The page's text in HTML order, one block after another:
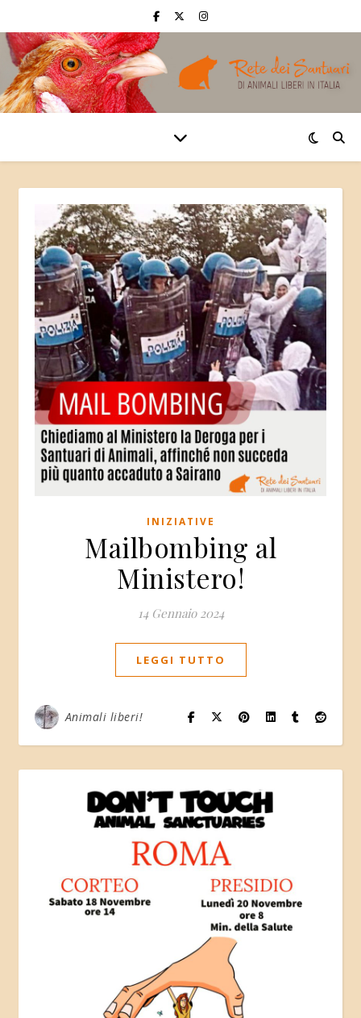
INIZIATIVE
Mailbombing al
Ministero!
14 Gennaio 2024
LEGGI TUTTO
Animali liberi!